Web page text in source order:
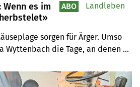
es im
sorgen für Ärger. Umso
Wyttenbach die Tage, an denen
ABO Landleben